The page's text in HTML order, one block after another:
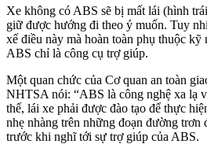
Xe không có ABS sẽ bị mất lái (hình
giữ được hướng đi theo ý muốn. Tuy
xế điều này mà hoàn toàn phụ thuộc
ABS chỉ là công cụ trợ giúp.
Một quan chức của Cơ quan an toàn
NHTSA nói: “ABS là công nghệ xa lạ
thế, lái xe phải được đào tạo để thực
nhẹ nhàng trên những đoạn đường trơn
trước khi nghĩ tới sự trợ giúp của ABS.